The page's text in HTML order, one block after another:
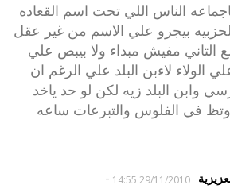
الناس اللي تحت اسم القعاده
بيجرو علي الاسم من غير عقل
التاني مفيش مبداء ولا بيبص علي
الولاء لاءبن البلد علي الرغم ان
وابن البلد زيه لكن لو حد ياخد
وتظ في الفلوس والتبرعات ساعه
29/11/2010 14:55
-